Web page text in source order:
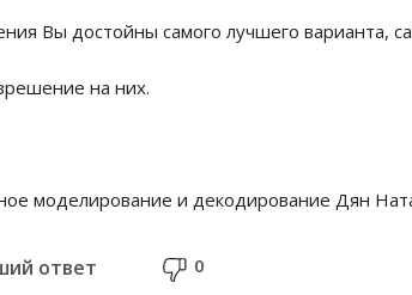
Вы достойны самого лучшего варианта,
на них.
моделирование и декодирование Дян
ответ 0